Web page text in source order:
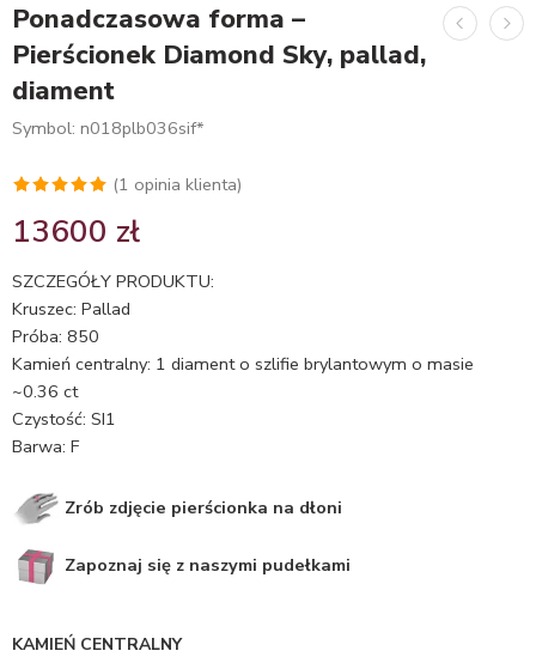
Ponadczasowa forma –
Pierścionek Diamond Sky, pallad,
diament
Symbol: n018plb036sif*
5.00 na 5
oceny
(1 opinia klienta)
13600 zł
SZCZEGÓŁY PRODUKTU:
Kruszec: Pallad
Próba: 850
Kamień centralny: 1 diament o szlifie brylantowym o masie
~0.36 ct
Czystość: SI1
Barwa: F
Zrób zdjęcie pierścionka na dłoni
Zapoznaj się z naszymi pudełkami
KAMIEŃ CENTRALNY